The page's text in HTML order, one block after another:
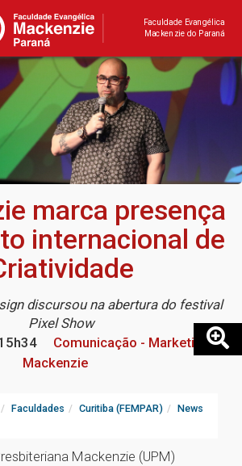
Faculdade Evangélica
Mackenzie do Paraná
marca presença
internacional de
discursou na abertura do festival
Pixel Show
Comunicação - Marketing
Mackenzie
Faculdades Curitiba (FEMPAR) News
Mackenzie (UPM)